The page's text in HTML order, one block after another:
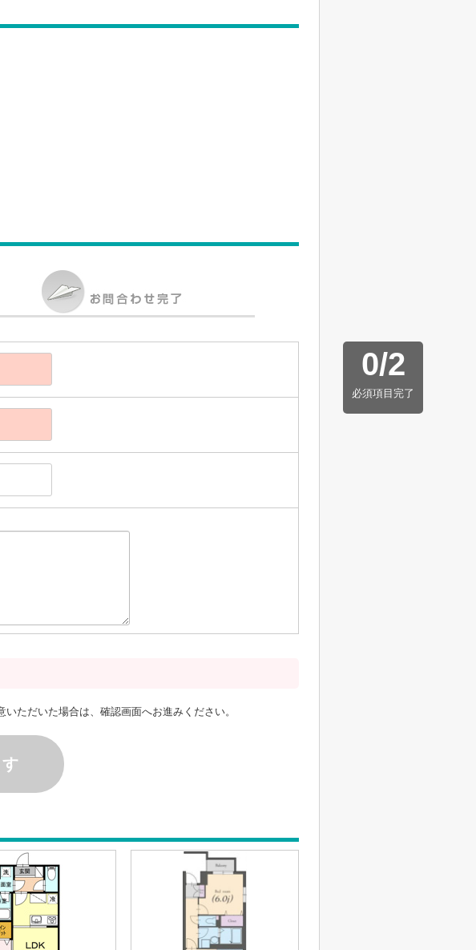
0/2
必須項目完了
ただいた場合は、確認画面へお進みください。